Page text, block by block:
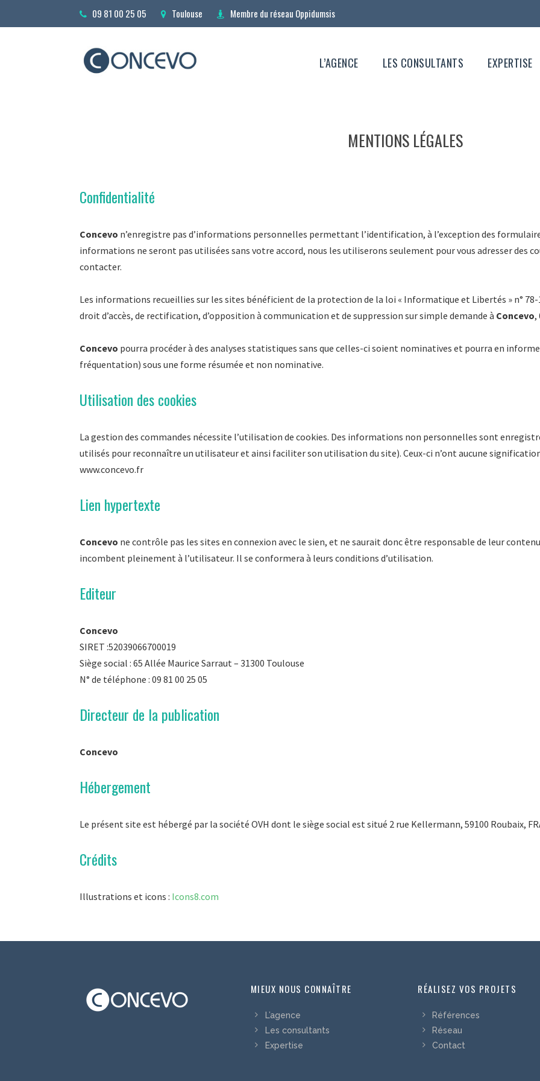
09 81 00 25 05 Toulouse Membre du réseau Oppidumsis
L’AGENCE LES CONSULTANTS EXPERTISE
MENTIONS LÉGALES
Confidentialité
Concevo n’enregistre pas d’informations personnelles permettant l’identification, à l’exception des
informations ne seront pas utilisées sans votre accord, nous les utiliserons seulement pour vous adresser des
contacter.
Les informations recueillies sur les sites bénéficient de la protection de la loi « Informatique et Libertés » n° 78-
droit d’accès, de rectification, d’opposition à communication et de suppression sur simple demande à Concevo,
Concevo pourra procéder à des analyses statistiques sans que celles-ci soient nominatives et pourra en
fréquentation) sous une forme résumée et non nominative.
Utilisation des cookies
La gestion des commandes nécessite l’utilisation de cookies. Des informations non personnelles sont
utilisés pour reconnaître un utilisateur et ainsi faciliter son utilisation du site). Ceux-ci n’ont aucune
www.concevo.fr
Lien hypertexte
Concevo ne contrôle pas les sites en connexion avec le sien, et ne saurait donc être responsable de leur
incombent pleinement à l’utilisateur. Il se conformera à leurs conditions d’utilisation.
Editeur
Concevo
SIRET :52039066700019
Siège social : 65 Allée Maurice Sarraut – 31300 Toulouse
N° de téléphone : 09 81 00 25 05
Directeur de la publication
Concevo
Hébergement
Le présent site est hébergé par la société OVH dont le siège social est situé 2 rue Kellermann, 59100 Roubaix,
Crédits
Illustrations et icons : Icons8.com
MIEUX NOUS CONNAÎTRE
L’agence
Les consultants
Expertise
RÉALISEZ VOS PROJETS
Références
Réseau
Contact